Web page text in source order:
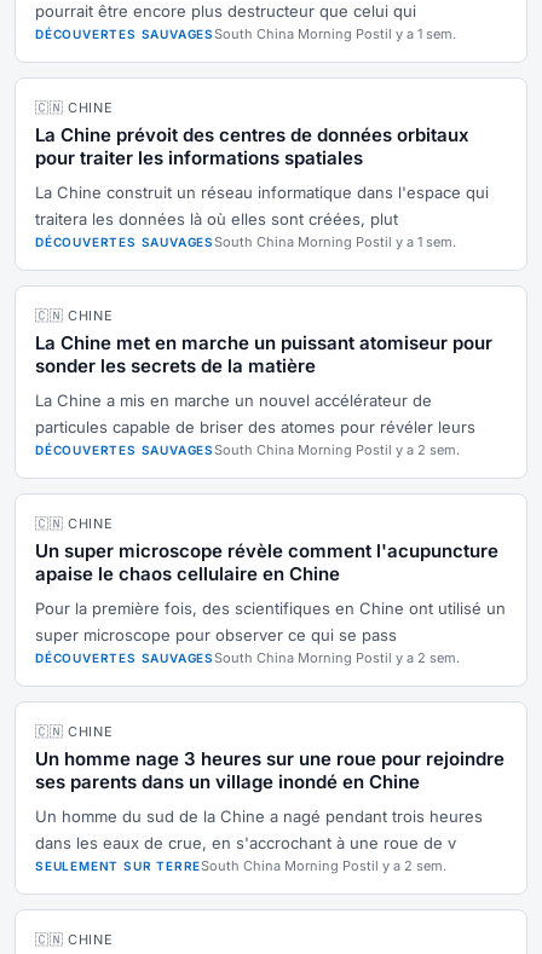
pourrait être encore plus destructeur que celui qui
DÉCOUVERTES SAUVAGESSouth China Morning Postil y a 1 sem.
🇨🇳 CHINE
La Chine prévoit des centres de données orbitaux
pour traiter les informations spatiales
La Chine construit un réseau informatique dans l'espace qui
traitera les données là où elles sont créées, plut
DÉCOUVERTES SAUVAGESSouth China Morning Postil y a 1 sem.
🇨🇳 CHINE
La Chine met en marche un puissant atomiseur pour
sonder les secrets de la matière
La Chine a mis en marche un nouvel accélérateur de
particules capable de briser des atomes pour révéler leurs
DÉCOUVERTES SAUVAGESSouth China Morning Postil y a 2 sem.
🇨🇳 CHINE
Un super microscope révèle comment l'acupuncture
apaise le chaos cellulaire en Chine
Pour la première fois, des scientifiques en Chine ont utilisé un
super microscope pour observer ce qui se pass
DÉCOUVERTES SAUVAGESSouth China Morning Postil y a 2 sem.
🇨🇳 CHINE
Un homme nage 3 heures sur une roue pour rejoindre
ses parents dans un village inondé en Chine
Un homme du sud de la Chine a nagé pendant trois heures
dans les eaux de crue, en s'accrochant à une roue de v
SEULEMENT SUR TERRESouth China Morning Postil y a 2 sem.
🇨🇳 CHINE